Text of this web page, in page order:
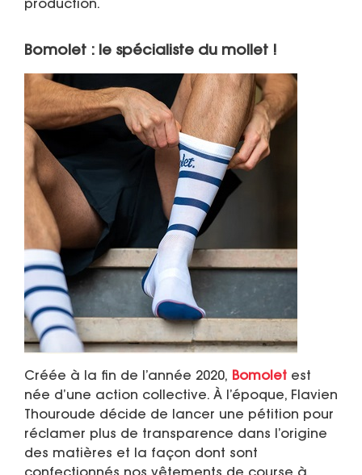
production.
Bomolet : le spécialiste du mollet !
Créée à la fin de l’année 2020, Bomolet est
née d’une action collective. À l’époque, Flavien
Thouroude décide de lancer une pétition pour
réclamer plus de transparence dans l’origine
des matières et la façon dont sont